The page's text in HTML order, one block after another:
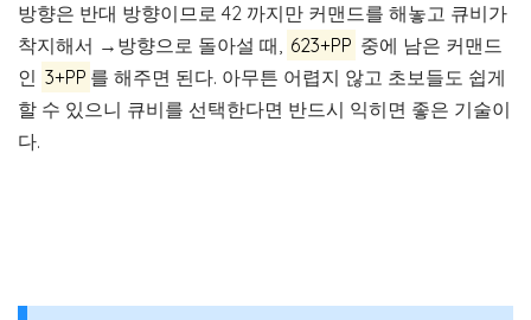
방향은 반대 방향이므로 42 까지만 커맨드를 해놓고 큐비가
착지해서 →방향으로 돌아설 때, 623+PP 중에 남은 커맨드
인 3+PP 를 해주면 된다. 아무튼 어렵지 않고 초보들도 쉽게
할 수 있으니 큐비를 선택한다면 반드시 익히면 좋은 기술이
다.